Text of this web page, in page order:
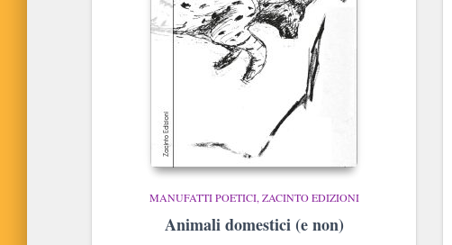
MANUFATTI POETICI ZACINTO EDIZIONI
Animali domestici (e non)